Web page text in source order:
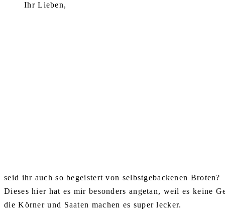
Ihr Lieben,
seid ihr auch so begeistert von selbstgebackenen Broten?
Dieses hier hat es mir besonders angetan, weil es keine
die Körner und Saaten machen es super lecker.